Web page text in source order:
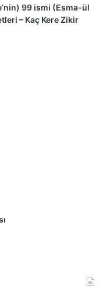
99 ismi (Esma-ül
– Kaç Kere Zikir